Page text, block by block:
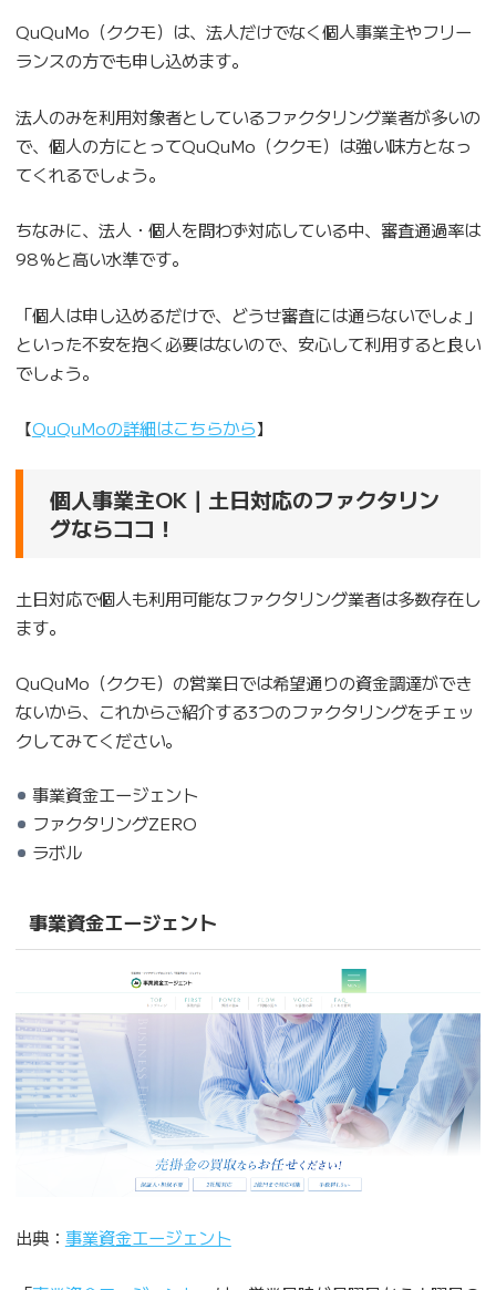
QuQuMo（ククモ）は、法人だけでなく個人事業主やフリー
ランスの方でも申し込めます。
法人のみを利用対象者としているファクタリング業者が多いの
で、個人の方にとってQuQuMo（ククモ）は強い味方となっ
てくれるでしょう。
ちなみに、法人・個人を問わず対応している中、審査通過率は
98％と高い水準です。
「個人は申し込めるだけで、どうせ審査には通らないでしょ」
といった不安を抱く必要はないので、安心して利用すると良い
でしょう。
【QuQuMoの詳細はこちらから】
個人事業主OK｜土日対応のファクタリン
グならココ！
土日対応で個人も利用可能なファクタリング業者は多数存在し
ます。
QuQuMo（ククモ）の営業日では希望通りの資金調達ができ
ないから、これからご紹介する3つのファクタリングをチェッ
クしてみてください。
事業資金エージェント
ファクタリングZERO
ラボル
事業資金エージェント
出典： 事業資金エージェント